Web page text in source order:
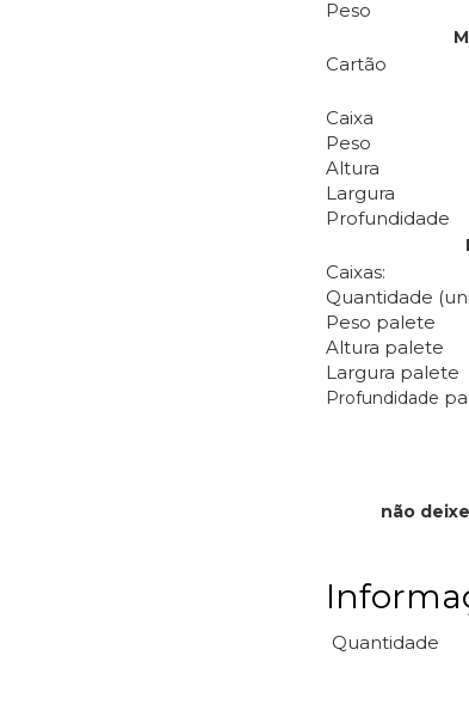
Peso
Cartão
Caixa
Peso
Altura
Largura
Profundidade
Caixas:
Quantidade
Peso palete
Altura palete
Largura palete
Profundidade
não
Quantidade